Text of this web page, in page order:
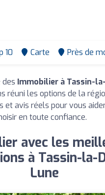
10 Carte Près de
des Immobilier à Tassin-
réuni les options de la
et avis réels pour vous
en toute confiance.
avec les
à Tassin-la-
Lune